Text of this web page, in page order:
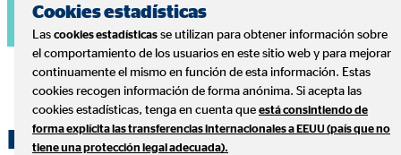
Especialistas en la gestión
Cookies estadísticas
Las cookies estadísticas se utilizan para obtener información sobre
el comportamiento de los usuarios en este sitio web y para mejorar
continuamente el mismo en función de esta información. Estas
cookies recogen información de forma anónima. Si acepta las
cookies estadísticas, tenga en cuenta que está consintiendo de
forma explícita las transferencias internacionales a EEUU (país que no
tiene una protección legal adecuada).